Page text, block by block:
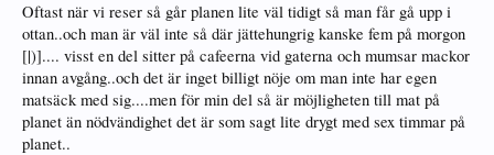
Oftast när vi reser så går planen lite väl tidigt så man får gå upp i
ottan..och man är väl inte så där jättehungrig kanske fem på morgon
[|)].... visst en del sitter på cafeerna vid gaterna och mumsar mackor
innan avgång..och det är inget billigt nöje om man inte har egen
matsäck med sig....men för min del så är möjligheten till mat på
planet än nödvändighet det är som sagt lite drygt med sex timmar på
planet..